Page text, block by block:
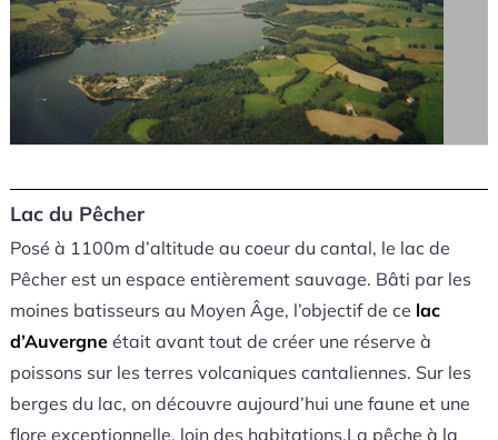
Lac du Pêcher
Posé à 1100m d’altitude au coeur du cantal, le lac de
Pêcher est un espace entièrement sauvage. Bâti par les
moines batisseurs au Moyen Âge, l’objectif de ce lac
d’Auvergneétait avant tout de créer une réserve à
poissons sur les terres volcaniques cantaliennes. Sur les
berges du lac, on découvre aujourd’hui une faune et une
flore exceptionnelle, loin des habitations.La pêche à la